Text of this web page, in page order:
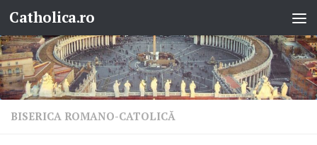
Skip to content
Catholica.ro
BISERICA ROMANO-CATOLICĂ